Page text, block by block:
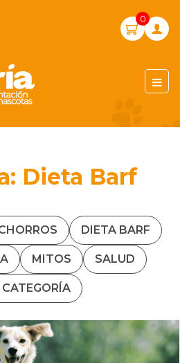
PERÚ
0
Dieta Barf
DIETA BARF
MITOS SALUD